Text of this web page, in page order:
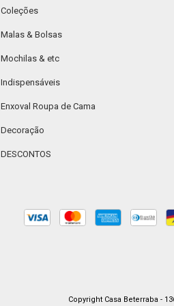
Coleções
Malas & Bolsas
Mochilas & etc
Indispensáveis
Enxoval Roupa de Cama
Decoração
DESCONTOS
Copyright Casa Beterraba -